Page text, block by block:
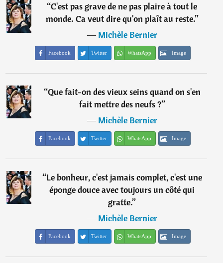
“C'est pas grave de ne pas plaire à tout le
monde. Ca veut dire qu'on plaît au reste.”
―Michèle Bernier
Facebook Twitter WhatsApp Image
“Que fait-on des vieux seins quand on s'en
fait mettre des neufs ?”
―Michèle Bernier
Facebook Twitter WhatsApp Image
“Le bonheur, c'est jamais complet, c'est une
éponge douce avec toujours un côté qui
gratte.”
―Michèle Bernier
Facebook Twitter WhatsApp Image